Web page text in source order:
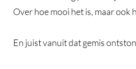
Over hoe mooi het is, maar ook
En juist vanuit dat gemis